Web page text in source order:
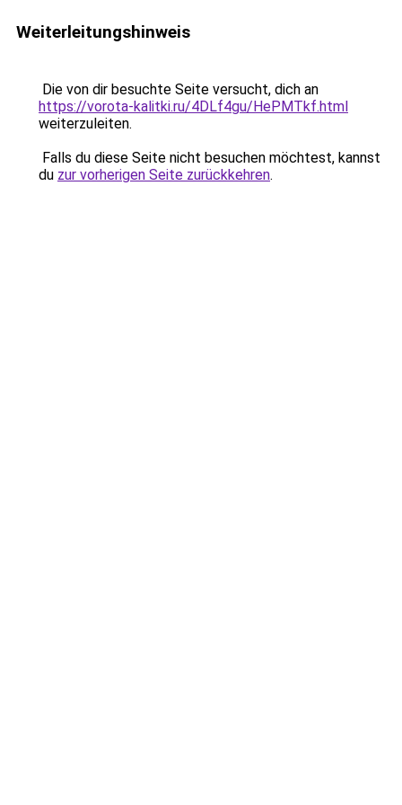
Weiterleitungshinweis
Die von dir besuchte Seite versucht, dich an
https://vorota-kalitki.ru/4DLf4gu/HePMTkf.html
weiterzuleiten.
Falls du diese Seite nicht besuchen möchtest, kannst
du zur vorherigen Seite zurückkehren.